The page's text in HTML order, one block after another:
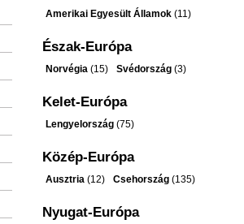
Amerikai Egyesült Államok (11)
Észak-Európa
Norvégia (15) Svédország (3)
Kelet-Európa
Lengyelország (75)
Közép-Európa
Ausztria (12) Csehország (135)
Nyugat-Európa